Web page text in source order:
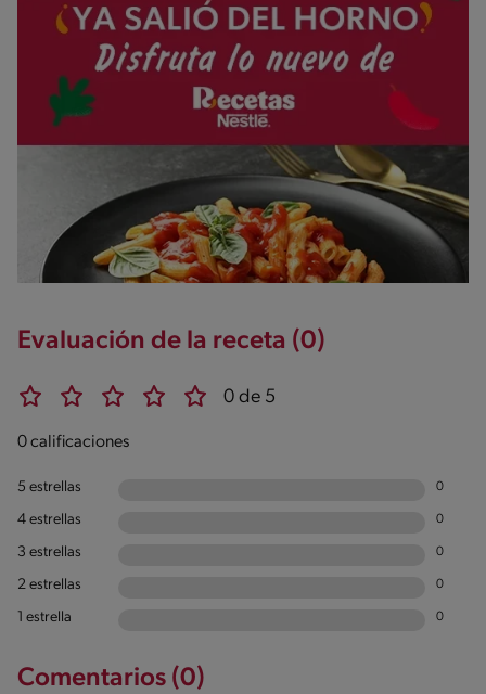
Evaluación de la receta (0)
0 de 5
0 calificaciones
5 estrellas 0
4 estrellas 0
3 estrellas 0
2 estrellas 0
1 estrella 0
Comentarios (0)